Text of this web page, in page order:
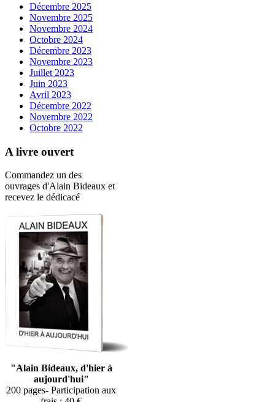
Décembre 2025
Novembre 2025
Novembre 2024
Octobre 2024
Décembre 2023
Novembre 2023
Juillet 2023
Juin 2023
Avril 2023
Décembre 2022
Novembre 2022
Octobre 2022
A livre ouvert
Commandez un des
ouvrages d'Alain Bideaux et
recevez le dédicacé
"Alain Bideaux, d'hier à
aujourd'hui"
200 pages- Participation aux